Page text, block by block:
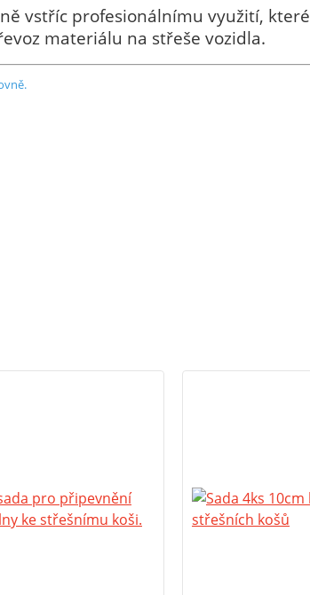
vstříc profesionálnímu využití, které
materiálu na střeše vozidla.